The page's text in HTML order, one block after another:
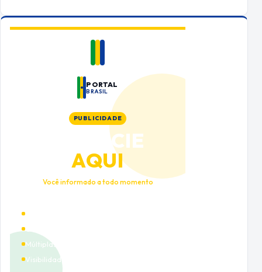
PORTAL
BRASIL
PUBLICIDADE
ANUNCIE
AQUI
Você informado a todo momento
Múltiplas categorias
Visibilidade premium